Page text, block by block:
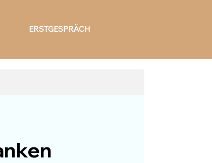
ERSTGESPRÄCH